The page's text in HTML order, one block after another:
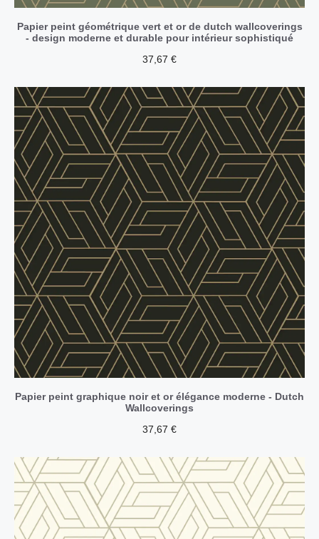
Papier peint géométrique vert et or de dutch wallcoverings
- design moderne et durable pour intérieur sophistiqué
37,67 €
Papier peint graphique noir et or élégance moderne - Dutch
Wallcoverings
37,67 €